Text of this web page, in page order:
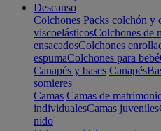
Descanso
Colchones Packs colchón y
viscoelásticosColchones de
ensacadosColchones
espumaColchones para bebé
Canapés y bases Canapés
somieres
Camas Camas de
individualesCamas juveniles
nido